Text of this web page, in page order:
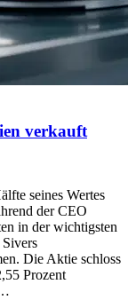
verkauft
seines Wertes
der CEO
in der wichtigsten
Die Aktie schloss
Prozent